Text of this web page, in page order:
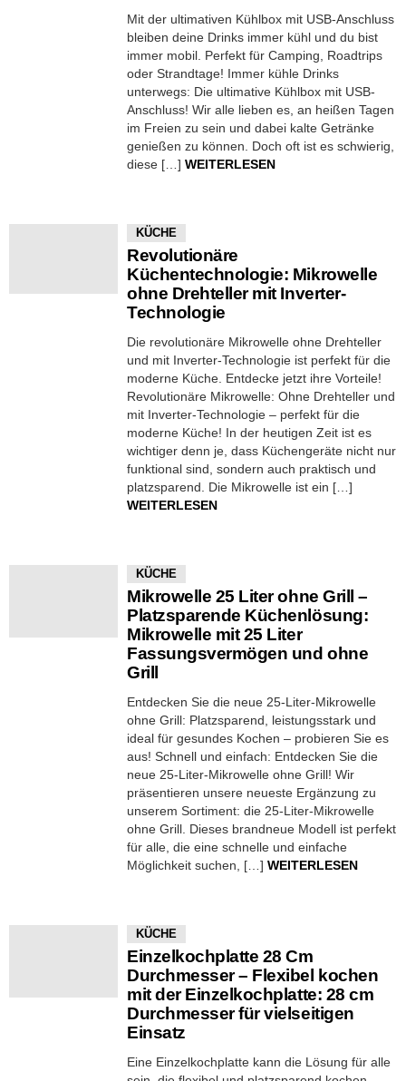
Mit der ultimativen Kühlbox mit USB-Anschluss
bleiben deine Drinks immer kühl und du bist
immer mobil. Perfekt für Camping, Roadtrips
oder Strandtage! Immer kühle Drinks
unterwegs: Die ultimative Kühlbox mit USB-
Anschluss! Wir alle lieben es, an heißen Tagen
im Freien zu sein und dabei kalte Getränke
genießen zu können. Doch oft ist es schwierig,
diese […] WEITERLESEN
KÜCHE
Revolutionäre
Küchentechnologie: Mikrowelle
ohne Drehteller mit Inverter-
Technologie
Die revolutionäre Mikrowelle ohne Drehteller
und mit Inverter-Technologie ist perfekt für die
moderne Küche. Entdecke jetzt ihre Vorteile!
Revolutionäre Mikrowelle: Ohne Drehteller und
mit Inverter-Technologie – perfekt für die
moderne Küche! In der heutigen Zeit ist es
wichtiger denn je, dass Küchengeräte nicht nur
funktional sind, sondern auch praktisch und
platzsparend. Die Mikrowelle ist ein […]
WEITERLESEN
KÜCHE
Mikrowelle 25 Liter ohne Grill –
Platzsparende Küchenlösung:
Mikrowelle mit 25 Liter
Fassungsvermögen und ohne
Grill
Entdecken Sie die neue 25-Liter-Mikrowelle
ohne Grill: Platzsparend, leistungsstark und
ideal für gesundes Kochen – probieren Sie es
aus! Schnell und einfach: Entdecken Sie die
neue 25-Liter-Mikrowelle ohne Grill! Wir
präsentieren unsere neueste Ergänzung zu
unserem Sortiment: die 25-Liter-Mikrowelle
ohne Grill. Dieses brandneue Modell ist perfekt
für alle, die eine schnelle und einfache
Möglichkeit suchen, […] WEITERLESEN
KÜCHE
Einzelkochplatte 28 Cm
Durchmesser – Flexibel kochen
mit der Einzelkochplatte: 28 cm
Durchmesser für vielseitigen
Einsatz
Eine Einzelkochplatte kann die Lösung für alle